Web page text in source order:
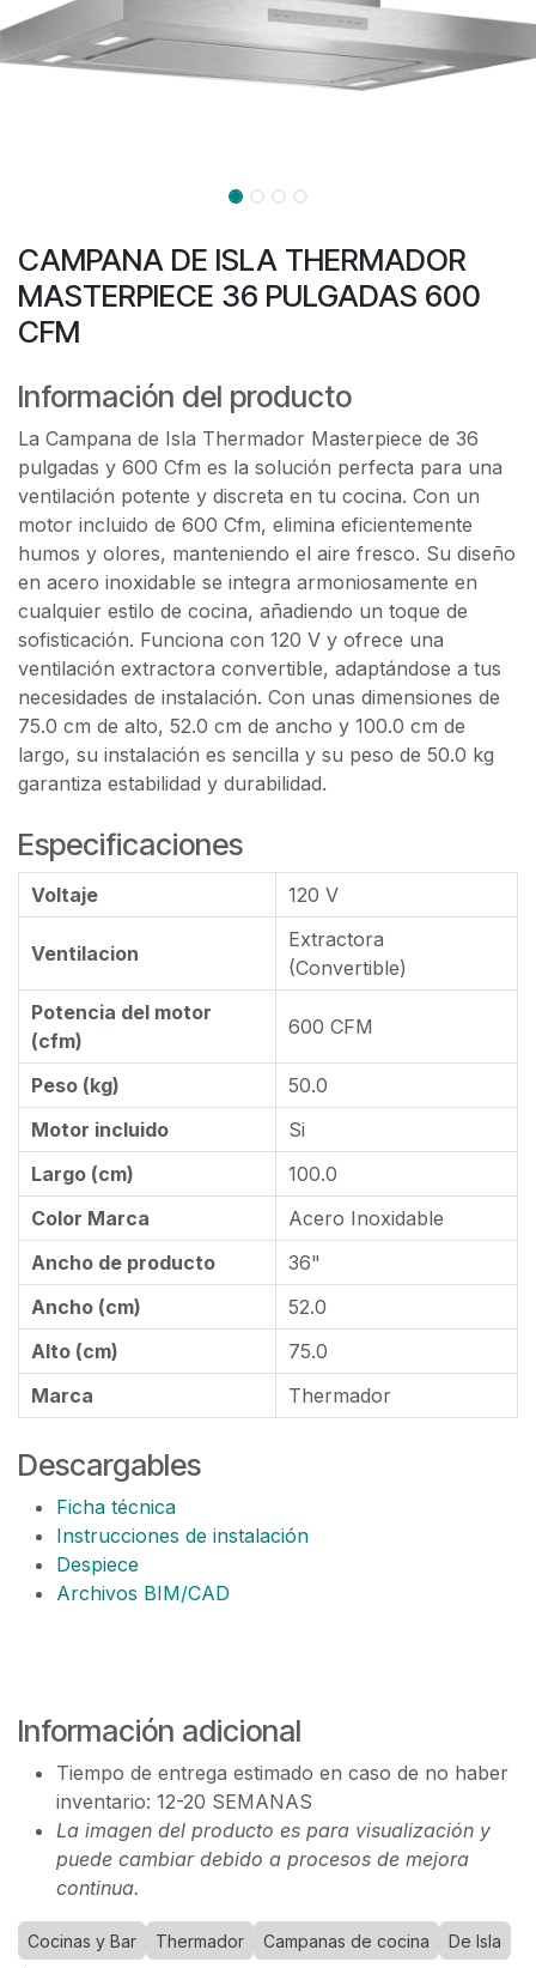
CAMPANA DE ISLA THERMADOR
MASTERPIECE 36 PULGADAS 600
CFM
Información del producto
La Campana de Isla Thermador Masterpiece de 36
pulgadas y 600 Cfm es la solución perfecta para una
ventilación potente y discreta en tu cocina. Con un
motor incluido de 600 Cfm, elimina eficientemente
humos y olores, manteniendo el aire fresco. Su diseño
en acero inoxidable se integra armoniosamente en
cualquier estilo de cocina, añadiendo un toque de
sofisticación. Funciona con 120 V y ofrece una
ventilación extractora convertible, adaptándose a tus
necesidades de instalación. Con unas dimensiones de
75.0 cm de alto, 52.0 cm de ancho y 100.0 cm de
largo, su instalación es sencilla y su peso de 50.0 kg
garantiza estabilidad y durabilidad.
Especificaciones
Voltaje 120 V
Ventilacion
Extractora
(Convertible)
Potencia del motor
(cfm)
600 CFM
Peso (kg)
50.0
Motor incluido
Si
Largo (cm)
100.0
Color Marca
Acero Inoxidable
Ancho de producto
36"
Ancho (cm)
52.0
Alto (cm)
75.0
Marca
Thermador
Descargables
Ficha técnica
Instrucciones de instalación
Despiece
Archivos BIM/CAD
Información adicional
Tiempo de entrega estimado en caso de no haber
inventario: 12-20 SEMANAS
La imagen del producto es para visualización y
puede cambiar debido a procesos de mejora
continua.
Cocinas y Bar Thermador Campanas de cocina De Isla